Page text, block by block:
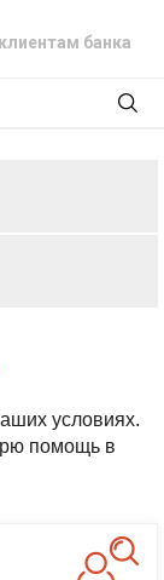
банка
условиях.
помощь в